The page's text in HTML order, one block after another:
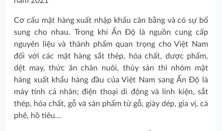
Cơ cấu mặt hàng xuất nhập khẩu cân bằng và có sự bổ
sung cho nhau. Trong khi Ấn Độ là nguồn cung cấp
nguyên liệu và thành phẩm quan trọng cho Việt Nam
đối với các mặt hàng sắt thép, hóa chất, dược phẩm,
dệt may, thức ăn chăn nuôi, thủy sản thì nhóm mặt
hàng xuất khẩu hàng đầu của Việt Nam sang Ấn Độ là
máy tính cá nhân; điện thoại di động và linh kiện, sắt
thép, hóa chất, gỗ và sản phẩm từ gỗ, giày dép, gia vị, cà
phê, hồ tiêu…